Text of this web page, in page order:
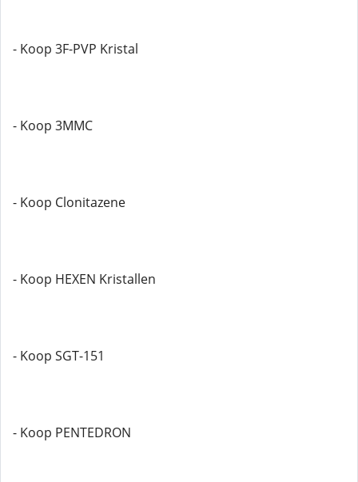
- Koop 3F-PVP Kristal
- Koop 3MMC
- Koop Clonitazene
- Koop HEXEN Kristallen
- Koop SGT-151
- Koop PENTEDRON